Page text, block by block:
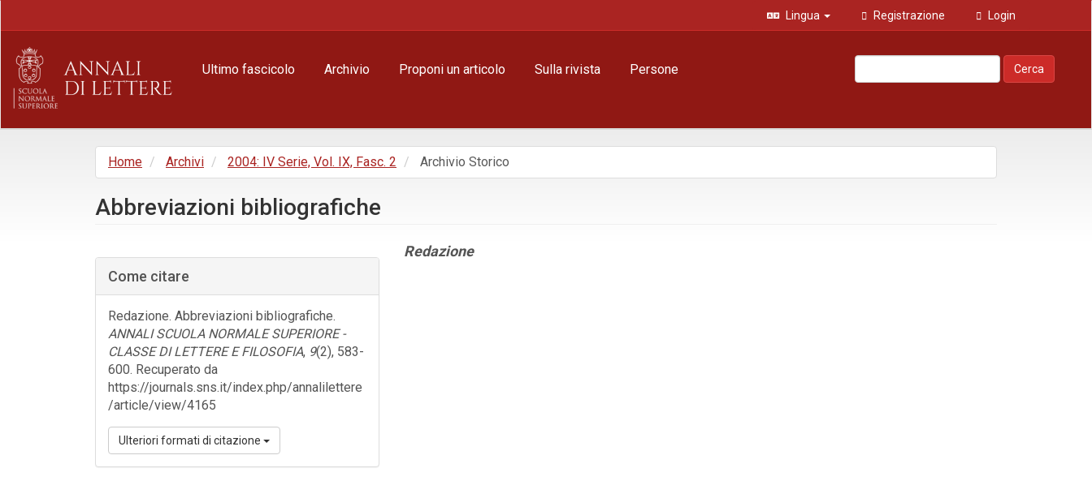
principale
Barra
laterale
Lingua Registrazione Login
Ultimo fascicolo Archivio Proponi un articolo Sulla rivista Persone Cerca
Home Archivi 2004: IV Serie, Vol. IX, Fasc. 2 Archivio Storico
Abbreviazioni bibliografiche
laterale
dell'articolo
Come citare
Redazione. Abbreviazioni bibliografiche.
ANNALI SCUOLA NORMALE SUPERIORE -
CLASSE DI LETTERE E FILOSOFIA, 9(2), 583-
600. Recuperato da
https://journals.sns.it/index.php/annalilettere
/article/view/4165
Ulteriori formati di citazione
Contenuto
Redazione